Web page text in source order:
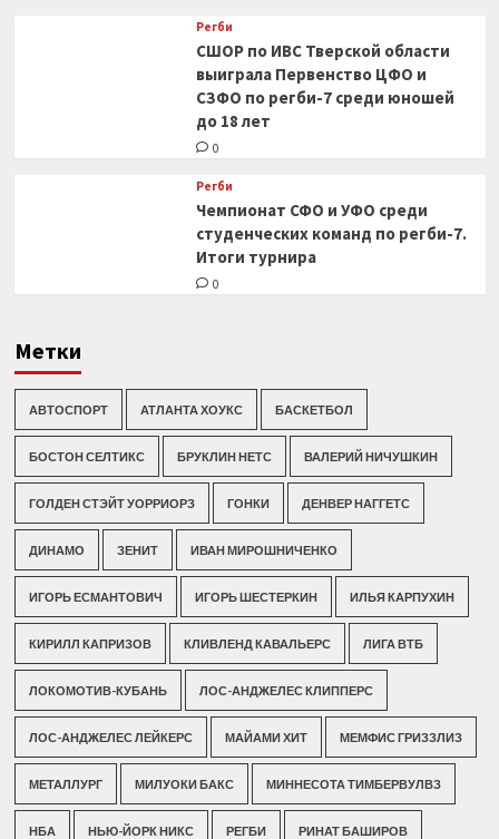
Регби
СШОР по ИВС Тверской области
выиграла Первенство ЦФО и
СЗФО по регби-7 среди юношей
до 18 лет
0
Регби
Чемпионат СФО и УФО среди
студенческих команд по регби-7.
Итоги турнира
0
Метки
АВТОСПОРТ АТЛАНТА ХОУКС БАСКЕТБОЛ
БОСТОН СЕЛТИКС БРУКЛИН НЕТС ВАЛЕРИЙ НИЧУШКИН
ГОЛДЕН СТЭЙТ УОРРИОРЗ ГОНКИ ДЕНВЕР НАГГЕТС
ДИНАМО ЗЕНИТ ИВАН МИРОШНИЧЕНКО
ИГОРЬ ЕСМАНТОВИЧ ИГОРЬ ШЕСТЕРКИН ИЛЬЯ КАРПУХИН
КИРИЛЛ КАПРИЗОВ КЛИВЛЕНД КАВАЛЬЕРС ЛИГА ВТБ
ЛОКОМОТИВ-КУБАНЬ ЛОС-АНДЖЕЛЕС КЛИППЕРС
ЛОС-АНДЖЕЛЕС ЛЕЙКЕРС МАЙАМИ ХИТ МЕМФИС ГРИЗЗЛИЗ
МЕТАЛЛУРГ МИЛУОКИ БАКС МИННЕСОТА ТИМБЕРВУЛВЗ
НБА НЬЮ-ЙОРК НИКС РЕГБИ РИНАТ БАШИРОВ